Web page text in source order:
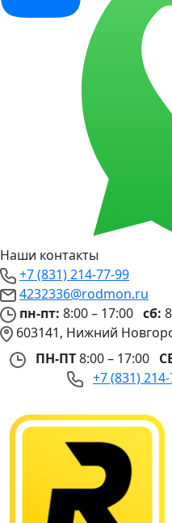
Наши контакты
+7 (831) 214-77-99
4232336@rodmon.ru
пн-пт: 8:00 – 17:00 сб:
603141, Нижний
ПН-ПТ8:00 – 17:00
+7 (831)